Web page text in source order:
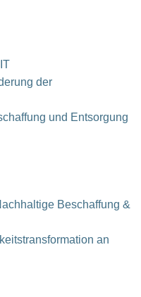
der
und Entsorgung
Beschaffung &
an